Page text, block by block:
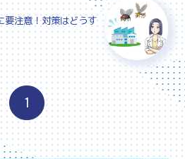
要注意！対策はどうす
1